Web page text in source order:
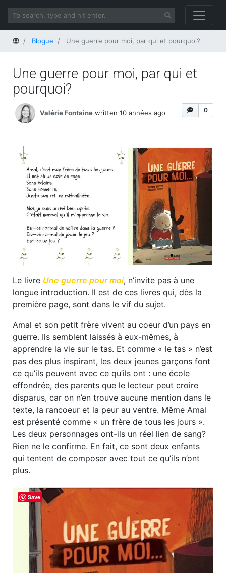
HomeBlogue Une guerre pour moi, par qui et pourquoi?
Une guerre pour moi, par qui et
pourquoi?
0
Valérie Fontaine written 10 années ago
Le livre Une guerre pour moi, n’invite pas à une
longue introduction. Il est de ces livres qui, dès la
première page, sont dans le vif du sujet.
Amal et son petit frère vivent au coeur d’un pays en
guerre. Ils semblent laissés à eux-mêmes, à
apprendre la vie sur le tas. Et comme « le tas » n’est
pas des plus inspirant, les deux jeunes garçons font
ce qu’ils peuvent avec ce qu’ils ont : une école
effondrée, des parents que le lecteur peut croire
disparus, car on n’en trouve aucune mention dans le
texte, la rancoeur et la peur au ventre. Même Amal
est présenté comme « un frère de tous les jours ».
Les deux personnages ont-ils un réel lien de sang?
Rien ne le confirme. En fait, ce sont deux enfants
qui tentent de composer avec tout ce qu’ils n’ont
plus.
Save